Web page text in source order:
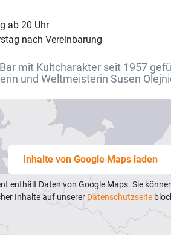
ab 20 Uhr
nach Vereinbarung
mit Kultcharakter seit 1957
und Weltmeisterin Susen
Inhalte von Google Maps laden
enthält Daten von Google Maps. Sie
Inhalte auf unserer Datenschutzseite